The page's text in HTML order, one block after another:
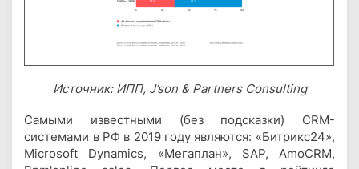
Источник: ИПП, J’son & Partners Consulting
Самыми известными (без подсказки) CRM-
системами в РФ в 2019 году являются: «Битрикс24»,
Microsoft Dynamics, «Мегаплан», SAP, AmoCRM,